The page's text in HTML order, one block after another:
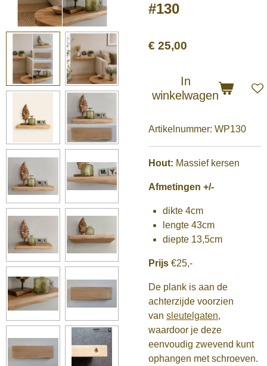
#130
€ 25,00
In
winkelwagen
Artikelnummer: WP130
Hout: Massief kersen
Afmetingen +/-
dikte 4cm
lengte 43cm
diepte 13,5cm
Prijs €25,-
De plank is aan de
achterzijde voorzien
van sleutelgaten,
waardoor je deze
eenvoudig zwevend kunt
ophangen met schroeven.